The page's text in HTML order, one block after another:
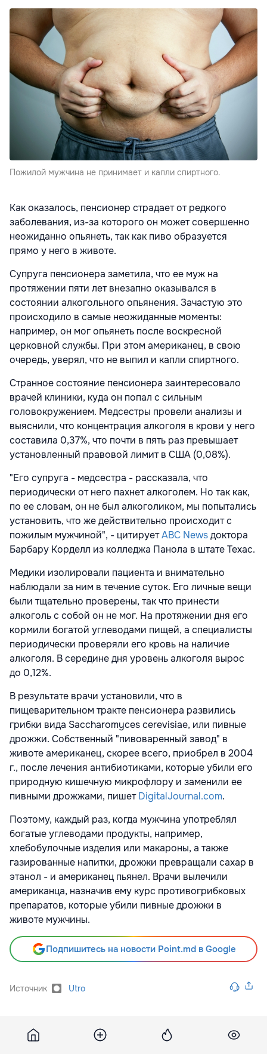
Пожилой мужчина не принимает и капли спиртного.
Как оказалось, пенсионер страдает от редкого
заболевания, из-за которого он может совершенно
неожиданно опьянеть, так как пиво образуется
прямо у него в животе.
Супруга пенсионера заметила, что ее муж на
протяжении пяти лет внезапно оказывался в
состоянии алкогольного опьянения. Зачастую это
происходило в самые неожиданные моменты:
например, он мог опьянеть после воскресной
церковной службы. При этом американец, в свою
очередь, уверял, что не выпил и капли спиртного.
Странное состояние пенсионера заинтересовало
врачей клиники, куда он попал с сильным
головокружением. Медсестры провели анализы и
выяснили, что концентрация алкоголя в крови у него
составила 0,37%, что почти в пять раз превышает
установленный правовой лимит в США (0,08%).
"Его супруга - медсестра - рассказала, что
периодически от него пахнет алкоголем. Но так как,
по ее словам, он не был алкоголиком, мы попытались
установить, что же действительно происходит с
пожилым мужчиной", - цитируетABC Newsдоктора
Барбару Корделл из колледжа Панола в штате Техас.
Медики изолировали пациента и внимательно
наблюдали за ним в течение суток. Его личные вещи
были тщательно проверены, так что принести
алкоголь с собой он не мог. На протяжении дня его
кормили богатой углеводами пищей, а специалисты
периодически проверяли его кровь на наличие
алкоголя. В середине дня уровень алкоголя вырос
до 0,12%.
В результате врачи установили, что в
пищеварительном тракте пенсионера развились
грибки вида Saccharomyces cerevisiae, или пивные
дрожжи. Собственный "пивоваренный завод" в
животе американец, скорее всего, приобрел в 2004
г., после лечения антибиотиками, которые убили его
природную кишечную микрофлору и заменили ее
пивными дрожжами, пишетDigitalJournal.com.
Поэтому, каждый раз, когда мужчина употреблял
богатые углеводами продукты, например,
хлебобулочные изделия или макароны, а также
газированные напитки, дрожжи превращали сахар в
этанол - и американец пьянел. Врачи вылечили
американца, назначив ему курс противогрибковых
препаратов, которые убили пивные дрожжи в
животе мужчины.
Подпишитесь на новости Point.md в Google
Источник Utro